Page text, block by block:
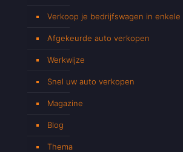
Verkoop je bedrijfswagen in enkele
Afgekeurde auto verkopen
Werkwijze
Snel uw auto verkopen
Magazine
Blog
Thema